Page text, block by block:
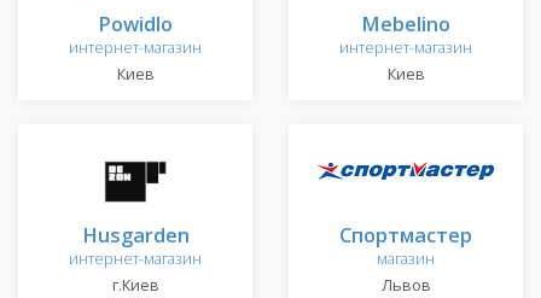
Powidlo
интернет-магазин
Киев
Mebelino
интернет-магазин
Киев
Husgarden
интернет-магазин
г.Киев
Спортмастер
магазин
Львов